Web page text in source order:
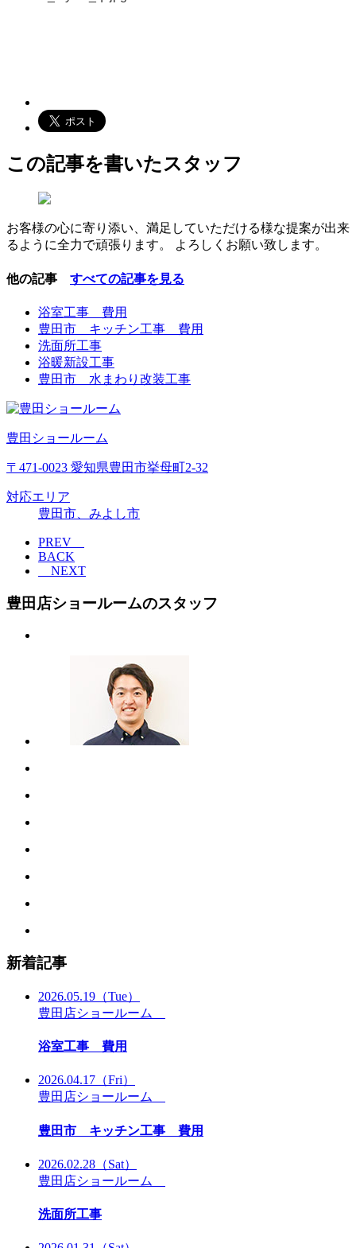
この記事を書いたスタッフ
お客様の心に寄り添い、満足していただける様な提案が出来
るように全力で頑張ります。 よろしくお願い致します。
他の記事 すべての記事を見る
浴室工事 費用
豊田市 キッチン工事 費用
洗面所工事
浴暖新設工事
豊田市 水まわり改装工事
豊田ショールーム
〒471-0023 愛知県豊田市挙母町2-32
対応エリア
豊田市、みよし市
PREV
BACK
NEXT
豊田店ショールームのスタッフ
新着記事
2026.05.19 （Tue）
豊田店ショールーム
浴室工事 費用
2026.04.17 （Fri）
豊田店ショールーム
豊田市 キッチン工事 費用
2026.02.28 （Sat）
豊田店ショールーム
洗面所工事